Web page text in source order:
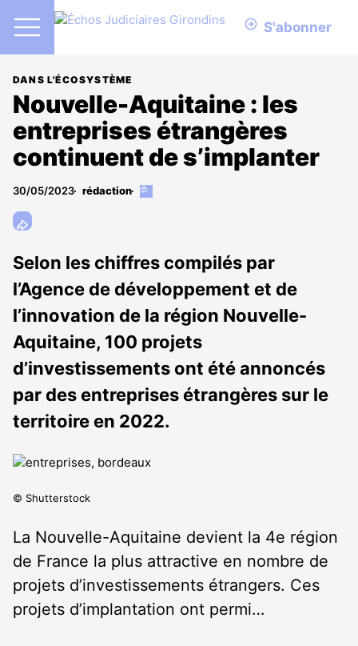
S'abonner
DANS L'ÉCOSYSTÈME
Nouvelle-Aquitaine : les
entreprises étrangères
continuent de s’implanter
30/05/2023 rédaction
Cet
abonnés
Selon les chiffres compilés par
l’Agence de développement et de
l’innovation de la région Nouvelle-
Aquitaine, 100 projets
d’investissements ont été annoncés
par des entreprises étrangères sur le
territoire en 2022.
© Shutterstock
La Nouvelle-Aquitaine devient la 4e région
de France la plus attractive en nombre de
projets d’investissements étrangers. Ces
projets d’implantation ont permi…